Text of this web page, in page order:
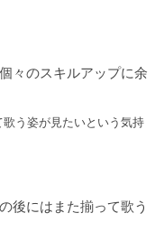
々のスキルアップに余
う姿が見たいという気持
後にはまた揃って歌う